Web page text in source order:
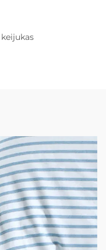
keijukas